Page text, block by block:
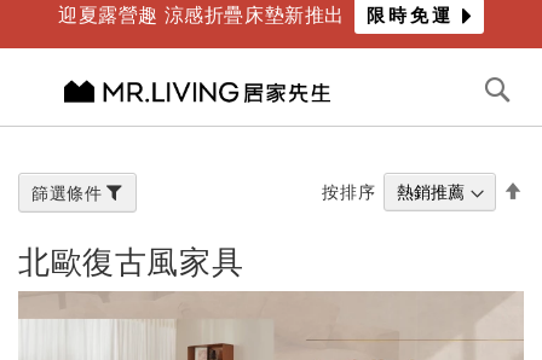
迎夏露營趣 涼感折疊床墊新推出 限時免運
內
容
北歐復古風家具
按排序
篩選條件